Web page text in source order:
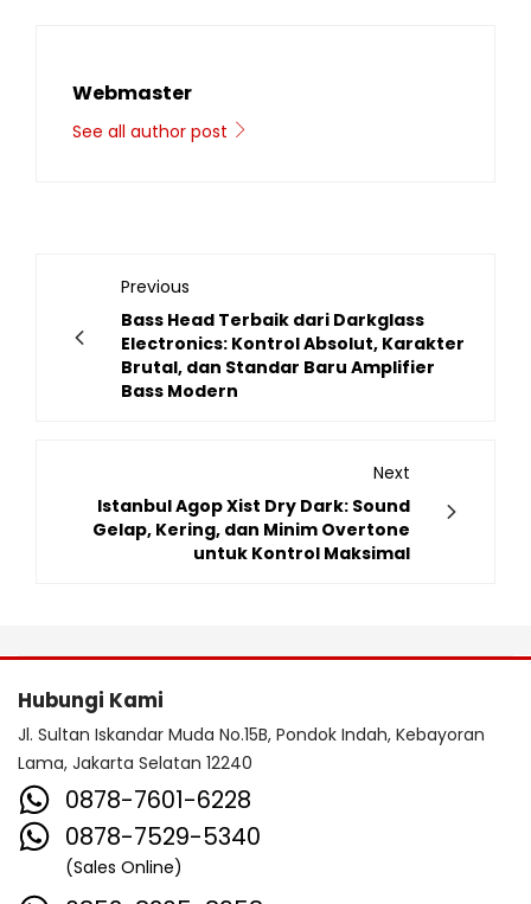
Webmaster
See all author post
Previous
Bass Head Terbaik dari Darkglass
Electronics: Kontrol Absolut, Karakter
Brutal, dan Standar Baru Amplifier
Bass Modern
Next
Istanbul Agop Xist Dry Dark: Sound
Gelap, Kering, dan Minim Overtone
untuk Kontrol Maksimal
Hubungi Kami
Jl. Sultan Iskandar Muda No.15B, Pondok Indah, Kebayoran
Lama, Jakarta Selatan 12240
0878-7601-6228
0878-7529-5340
(Sales Online)